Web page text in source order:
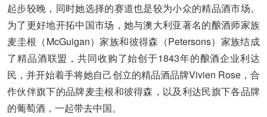
起步较晚，同时她选择的赛道也是较为小众的精品酒市场。
为了更好地开拓中国市场，她与澳大利亚著名的酿酒师家族
麦圭根（McGuigan）家族和彼得森（Petersons）家族结成
了精品酒联盟，共同收购了始创于1843年的酿酒企业利达
民，并开始着手将她自己创立的精品酒品牌Vivien Rose，合
作伙伴旗下的品牌麦圭根和彼得森，以及利达民旗下各品牌
的葡萄酒，一起带去中国。